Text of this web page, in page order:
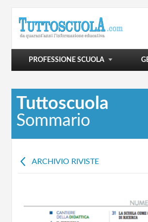
PROFESSIONE SCUOLA
POLITICA SCOLASTICA
VIVERE LA SCUOLA
SCUOLA E OLTRE
Tuttoscuola
Sommario
ARCHIVIO RIVISTE